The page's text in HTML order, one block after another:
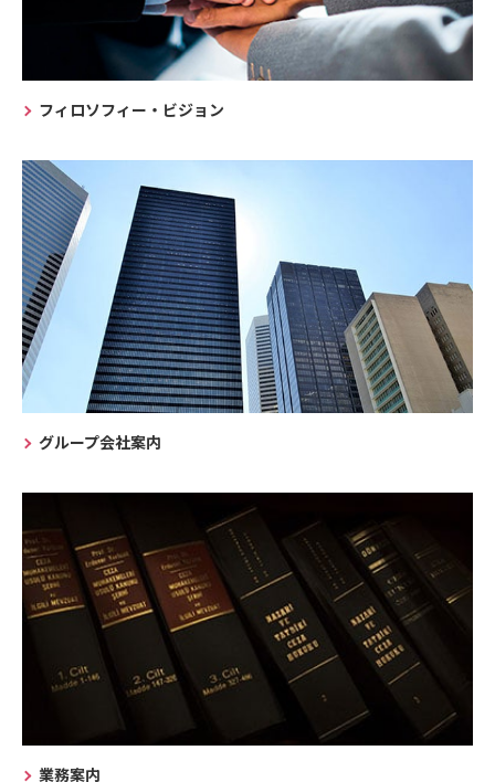
フィロソフィー・ビジョン
グループ会社案内
業務案内